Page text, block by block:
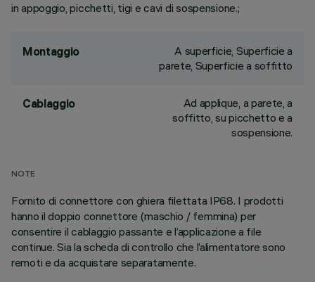
in appoggio, picchetti, tigi e cavi di sospensione.;
Montaggio
A superficie, Superficie a
parete, Superficie a soffitto
Cablaggio
Ad applique, a parete, a
soffitto, su picchetto e a
sospensione.
NOTE
Fornito di connettore con ghiera filettata IP68. I prodotti
hanno il doppio connettore (maschio / femmina) per
consentire il cablaggio passante e l’applicazione a file
continue. Sia la scheda di controllo che l’alimentatore sono
remoti e da acquistare separatamente.